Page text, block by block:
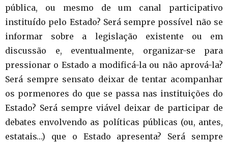
pública, ou mesmo de um canal participativo
instituído pelo Estado? Será sempre possível não se
informar sobre a legislação existente ou em
discussão e, eventualmente, organizar-se para
pressionar o Estado a modificá-la ou não aprová-la?
Será sempre sensato deixar de tentar acompanhar
os pormenores do que se passa nas instituições do
Estado? Será sempre viável deixar de participar de
debates envolvendo as políticas públicas (ou, antes,
estatais…) que o Estado apresenta? Será sempre